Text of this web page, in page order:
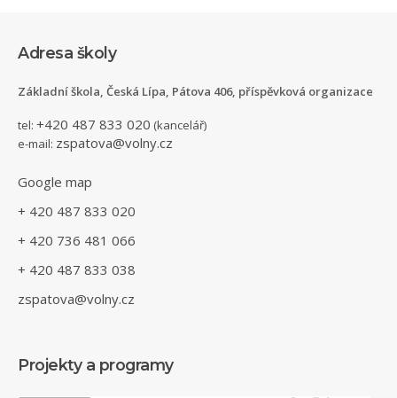
Adresa školy
Základní škola, Česká Lípa, Pátova 406, příspěvková organizace
tel: +420 487 833 020 (kancelář)
e-mail: zspatova@volny.cz
Google map
+ 420 487 833 020
+ 420 736 481 066
+ 420 487 833 038
zspatova@volny.cz
Projekty a programy